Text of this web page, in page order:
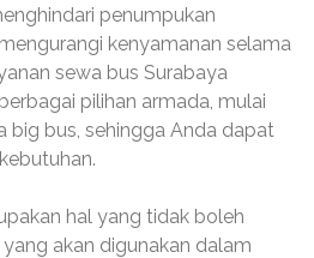
penumpukan
kenyamanan selama
sewa bus Surabaya
pilihan armada, mulai
big bus, sehingga Anda dapat
hal yang tidak boleh
akan digunakan dalam